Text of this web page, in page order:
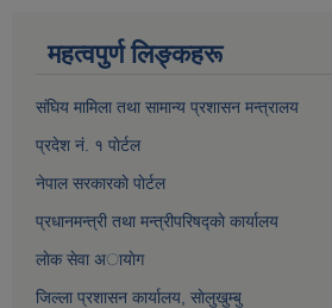
महत्वपुर्ण लिङ्कहरू
संघिय मामिला तथा सामान्य प्रशासन मन्त्रालय
प्रदेश नं. १ पाेर्टल
नेपाल सरकारकाे पाेर्टल
प्रधानमन्त्री तथा मन्त्रीपरिषद्काे कार्यालय
लाेक सेवा अायाेग
जिल्ला प्रशासन कार्यालय, साेलुखुम्बु